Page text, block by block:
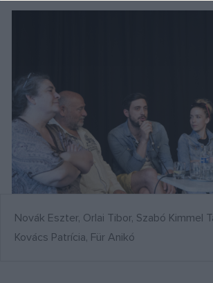
Novák Eszter, Orlai Tibor, Szabó Kimmel
Kovács Patrícia, Für Anikó